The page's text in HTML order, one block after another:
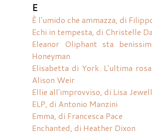
E
È l'umido che ammazza, di
Echi in tempesta, di Christelle
Eleanor Oliphant sta
Honeyman
Elisabetta di York. L'ultima
Alison Weir
Ellie all'improvviso, di Lisa Jewell
ELP, di Antonio Manzini
Emma, di Francesca Pace
Enchanted, di Heather Dixon